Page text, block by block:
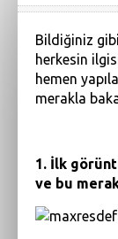
Bildiğiniz
herkesin
hemen
merakla
1. İlk
ve bu